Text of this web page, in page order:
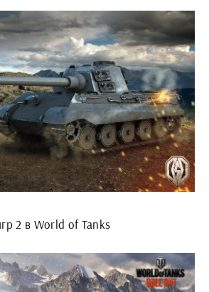
2 в World of Tanks